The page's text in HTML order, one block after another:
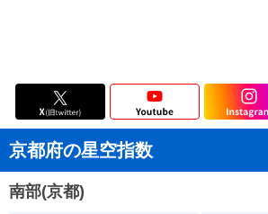
京都府の星空指数
南部(京都)